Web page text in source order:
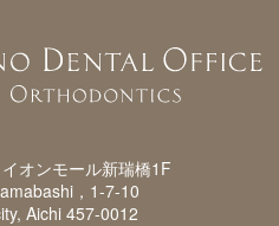
オンモール新瑞橋1F
，1-7-10
Aichi 457-0012